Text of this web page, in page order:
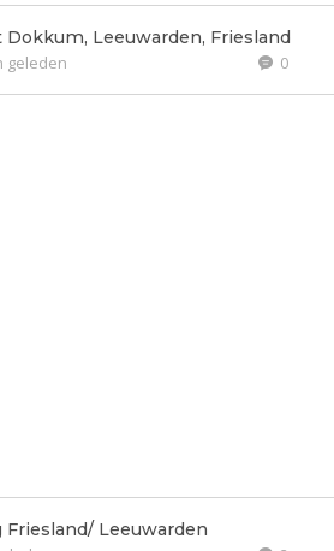
Leeuwarden, Friesland
geleden 0
Leeuwarden